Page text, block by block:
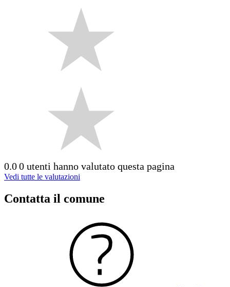
0.00 utenti hanno valutato questa pagina
Vedi tutte le valutazioni
Contatta il comune